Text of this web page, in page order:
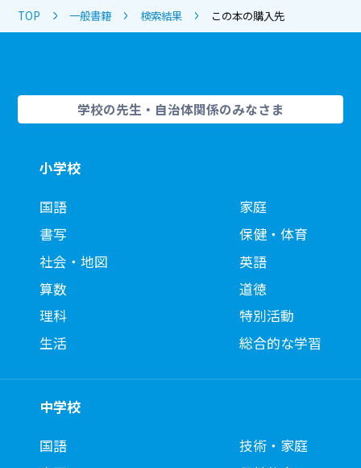
TOP 一般書籍 検索結果 この本の購入先
学校の先生・自治体関係のみなさま
小学校
国語
書写
社会・地図
算数
理科
生活
家庭
保健・体育
英語
道徳
特別活動
総合的な学習
中学校
国語
技術・家庭